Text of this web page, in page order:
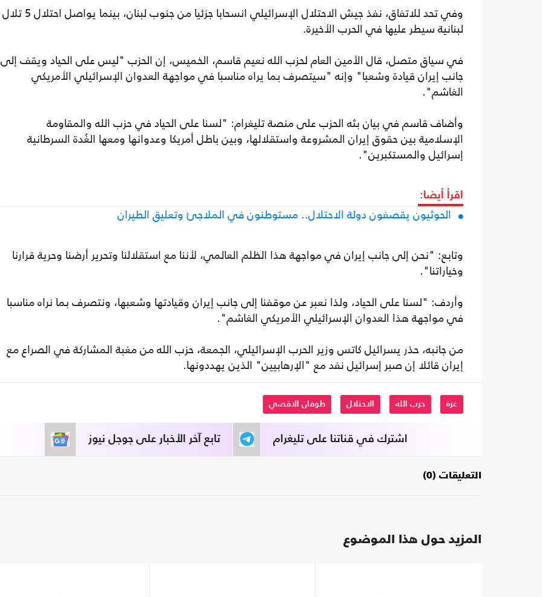
وفي تحد للاتفاق، نفذ جيش الاحتلال الإسرائيلي انسحابا جزئيا من جنوب لبنان، بينما يواصل احتلال 5 تلال
لبنانية سيطر عليها في الحرب الأخيرة.
في سياق متصل، قال الأمين العام لحزب الله نعيم قاسم، الخميس، إن الحزب "ليس على الحياد ويقف إلى
جانب إيران قيادة وشعبا" وإنه "سيتصرف بما يراه مناسبا في مواجهة العدوان ‏الإسرائيلي الأمريكي
الغاشم".‏
وأضاف قاسم في بيان بثه الحزب على منصة تليغرام: "لسنا على الحياد في حزب الله والمقاومة
الإسلامية بين حقوق إيران المشروعة واستقلالها، وبين باطل ‏أمريكا وعدوانها ومعها الغُدة السرطانية
إسرائيل والمستكبرين".
اقرأ أيضا:
الحوثيون يقصفون دولة الاحتلال.. مستوطنون في الملاجئ وتعليق الطيران
وتابع: "نحن إلى جانب إيران في مواجهة هذا ‏الظلم العالمي، لأننا مع استقلالنا وتحرير أرضنا وحرية قرارنا
وخياراتنا".
وأردف: "لسنا على الحياد، ولذا نعبر ‏عن موقفنا إلى جانب إيران وقيادتها وشعبها، ونتصرف بما نراه مناسبا
في مواجهة هذا العدوان ‏الإسرائيلي الأمريكي الغاشم".
من جانبه، حذر يسرائيل كاتس وزير الحرب الإسرائيلي، الجمعة، حزب الله من مغبة المشاركة في الصراع مع
إيران قائلا إن صبر إسرائيل نفد مع "الإرهابيين" الذين يهددونها.
غزة حزب الله الاحتلال طوفان الاقصي
تابع آخر الأخبار على جوجل نيوز اشترك في قناتنا على تليغرام
التعليقات (0)
المزيد حول هذا الموضوع